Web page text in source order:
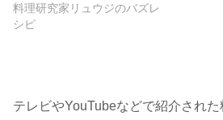
料理研究家リュウジのバズレ
シピ
テレビやYouTubeなどで紹介され